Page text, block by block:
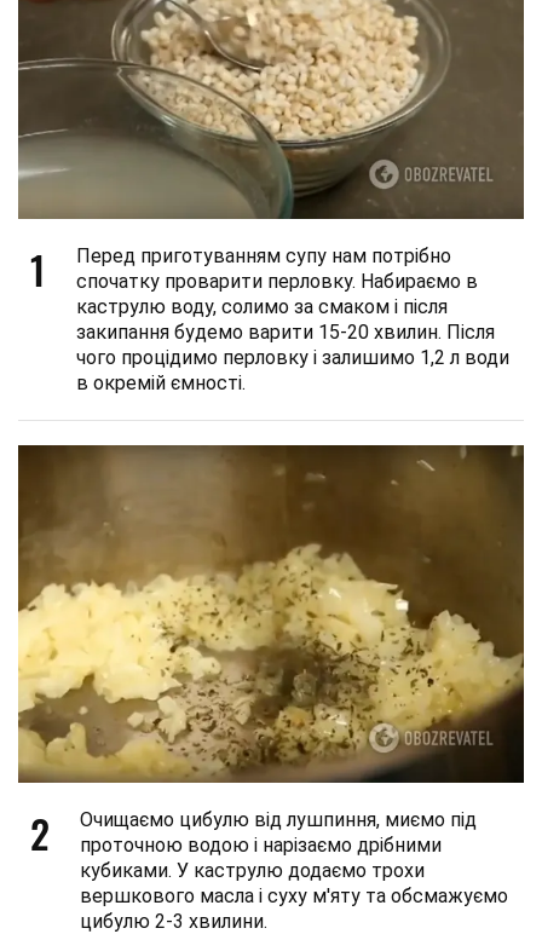
1
Перед приготуванням супу нам потрібно
спочатку проварити перловку. Набираємо в
каструлю воду, солимо за смаком і після
закипання будемо варити 15-20 хвилин. Після
чого процідимо перловку і залишимо 1,2 л води
в окремій ємності.
2
Очищаємо цибулю від лушпиння, миємо під
проточною водою і нарізаємо дрібними
кубиками. У каструлю додаємо трохи
вершкового масла і суху м'яту та обсмажуємо
цибулю 2-3 хвилини.